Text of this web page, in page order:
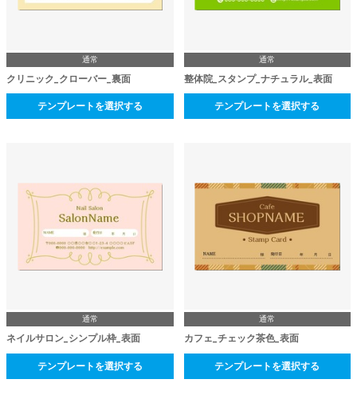
通常
クリニック_クローバー_裏面
テンプレートを選択する
通常
整体院_スタンプ_ナチュラル_表面
テンプレートを選択する
通常
ネイルサロン_シンプル枠_表面
テンプレートを選択する
通常
カフェ_チェック茶色_表面
テンプレートを選択する